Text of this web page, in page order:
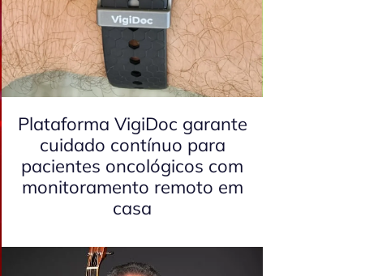
Plataforma VigiDoc garante
cuidado contínuo para
pacientes oncológicos com
monitoramento remoto em
casa